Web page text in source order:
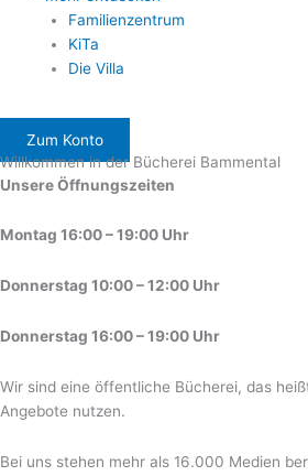
Familienzentrum
KiTa
Die Villa
Zum Konto
Willkommen in der Bücherei Bammental
Unsere Öffnungszeiten
Montag 16:00 – 19:00 Uhr
Donnerstag 10:00 – 12:00 Uhr
Donnerstag 16:00 – 19:00 Uhr
Wir sind eine öffentliche Bücherei, das
Angebote nutzen.
Bei uns stehen mehr als 16.000 Medien